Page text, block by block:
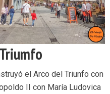
el Arco del Triunfo con
II con María Ludovica